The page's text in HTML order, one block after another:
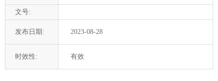
文号:
发布日期: 2023-08-28
时效性: 有效